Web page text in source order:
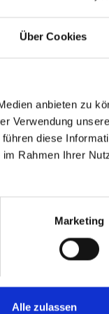
Über Cookies
anbieten zu
Verwendung
diese
Rahmen Ihrer
Marketing
Alle zulassen
Fakten
vor diesen
kannst,
große
wird die